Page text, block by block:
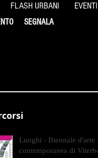
FLASH URBANI EVENTI
SEGNALA
Luoghi - Biennale d'arte
contemporanea di Viterbo